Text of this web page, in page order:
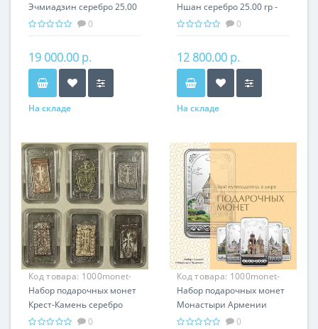
Эчмиадзин серебро 25.00
гр - православный
0
19 000.00 р.
На складе
Ншан серебро 25.00 гр -
православный подарок
0
12 800.00 р.
На складе
Код товара: 1000monet-
003
Набор подарочных монет
Крест-Камень серебро
150.00 гр - провославный
0
Код товара: 1000monet-
002
Набор подарочных монет
Монастыри Армении
серебро 150.00 гр -
0